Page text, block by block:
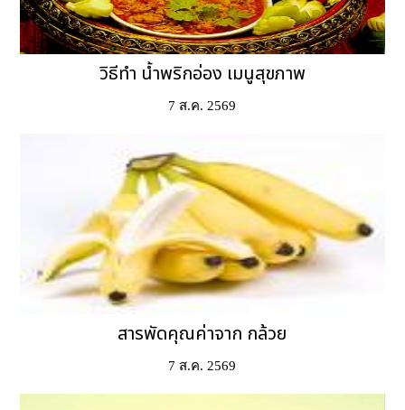
วิธีทำ น้ำพริกอ่อง เมนูสุขภาพ
7 ส.ค. 2569
สารพัดคุณค่าจาก กล้วย
7 ส.ค. 2569